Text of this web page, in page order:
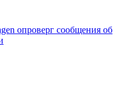
опроверг сообщения об